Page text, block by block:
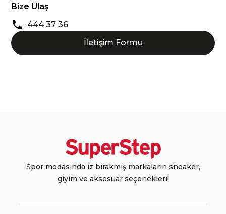
Bize Ulaş
444 37 36
İletişim Formu
Spor modasında iz bırakmış markaların sneaker,
giyim ve aksesuar seçenekleri!